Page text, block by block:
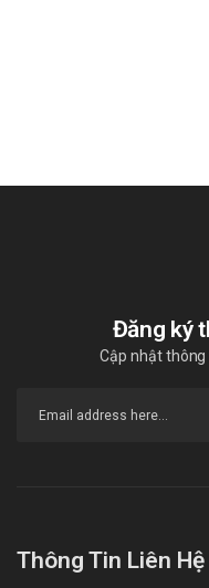
Đăng ký
Cập nhật
Thông Tin Liên Hệ